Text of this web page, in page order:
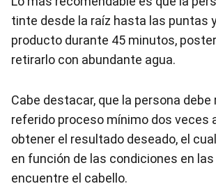
tinte desde la raíz hasta las puntas
producto durante 45 minutos,
retirarlo con abundante agua.
Cabe destacar, que la persona debe
referido proceso mínimo dos veces
obtener el resultado deseado, el
en función de las condiciones en
encuentre el cabello.